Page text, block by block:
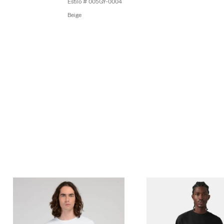
005GY-0004
Beige